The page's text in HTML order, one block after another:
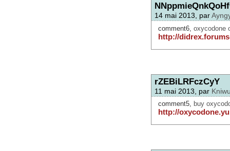
14 mai 2013, par
comment6, oxycodone
http://
rZEBiLRFczCyY
11 mai 2013, par
comment5, buy
http://